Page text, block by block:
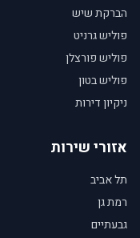
הברקת שיש
פוליש גרניט
פוליש פורצלן
פוליש בטון
ניקיון דירות
אזורי שירות
תל אביב
רמת גן
גבעתיים